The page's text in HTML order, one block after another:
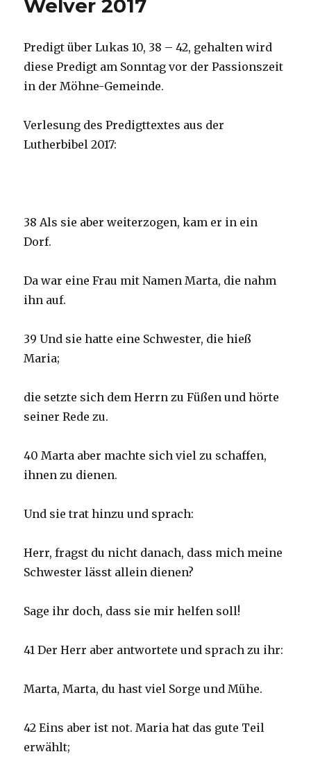
Welver 2017
Predigt über Lukas 10, 38 – 42, gehalten wird
diese Predigt am Sonntag vor der Passionszeit
in der Möhne-Gemeinde.
Verlesung des Predigttextes aus der
Lutherbibel 2017:
38 Als sie aber weiterzogen, kam er in ein
Dorf.
Da war eine Frau mit Namen Marta, die nahm
ihn auf.
39 Und sie hatte eine Schwester, die hieß
Maria;
die setzte sich dem Herrn zu Füßen und hörte
seiner Rede zu.
40 Marta aber machte sich viel zu schaffen,
ihnen zu dienen.
Und sie trat hinzu und sprach:
Herr, fragst du nicht danach, dass mich meine
Schwester lässt allein dienen?
Sage ihr doch, dass sie mir helfen soll!
41 Der Herr aber antwortete und sprach zu ihr:
Marta, Marta, du hast viel Sorge und Mühe.
42 Eins aber ist not. Maria hat das gute Teil
erwählt;